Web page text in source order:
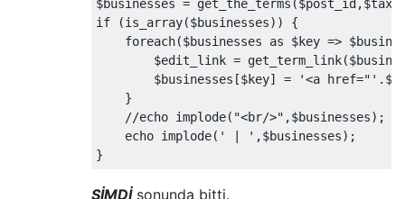
$businesses = get_the_terms ($post_id ,
if
(is_array($businesses))
{
foreach($businesses as $key =>
        $edit_link
= get_term_link(
        $businesses
[$key] = '<a href="' .
}
//echo implode("<br/>",$businesses);
    echo implode
( ' | ' ,$businesses);
}
ŞİMDİsonunda bitti.